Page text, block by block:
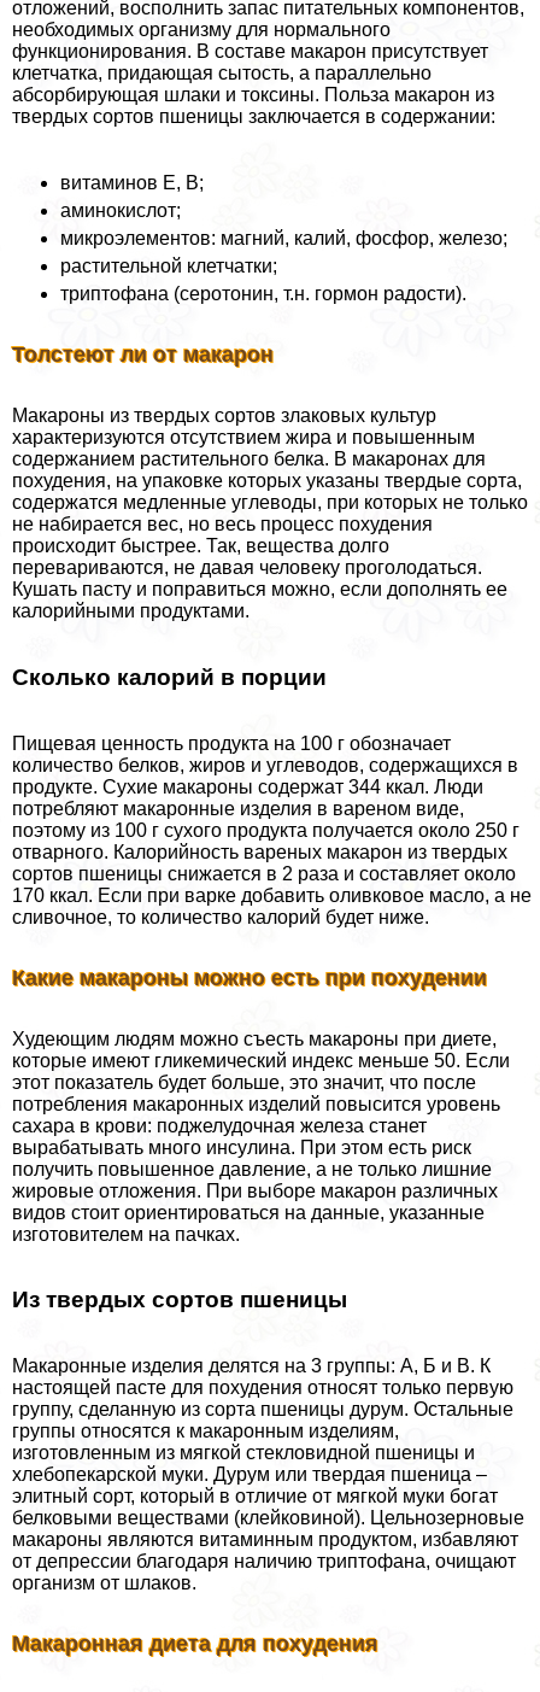
отложений, восполнить запас питательных компонентов,
необходимых организму для нормального
функционирования. В составе макарон присутствует
клетчатка, придающая сытость, а параллельно
абсорбирующая шлаки и токсины. Польза макарон из
твердых сортов пшеницы заключается в содержании:
витаминов Е, В;
аминокислот;
микроэлементов: магний, калий, фосфор, железо;
растительной клетчатки;
триптофана (серотонин, т.н. гормон радости).
Толстеют ли от макарон
Макароны из твердых сортов злаковых культур
хаpaктеризуются отсутствием жира и повышенным
содержанием растительного белка. В макаронах для
похудения, на упаковке которых указаны твердые сорта,
содержатся медленные углеводы, при которых не только
не набирается вес, но весь процесс похудения
происходит быстрее. Так, вещества долго
перевариваются, не давая человеку проголодаться.
Кушать пасту и поправиться можно, если дополнять ее
калорийными продуктами.
Сколько калорий в порции
Пищевая ценность продукта на 100 г обозначает
количество белков, жиров и углеводов, содержащихся в
продукте. Сухие макароны содержат 344 ккал. Люди
потрeбляют макаронные изделия в вареном виде,
поэтому из 100 г сухого продукта получается около 250 г
отварного. Калорийность вареных макарон из твердых
сортов пшеницы снижается в 2 раза и составляет около
170 ккал. Если при варке добавить оливковое масло, а не
сливочное, то количество калорий будет ниже.
Какие макароны можно есть при похудении
Худеющим людям можно съесть макароны при диете,
которые имеют гликемический индекс меньше 50. Если
этот показатель будет больше, это значит, что после
потрeбления макаронных изделий повысится уровень
сахара в крови: поджелудочная железа станет
выpaбатывать много инсулина. При этом есть риск
получить повышенное давление, а не только лишние
жировые отложения. При выборе макарон различных
видов стоит ориентироваться на данные, указанные
изготовителем на пачках.
Из твердых сортов пшеницы
Макаронные изделия делятся на 3 группы: А, Б и В. К
настоящей пасте для похудения относят только первую
группу, сделанную из сорта пшеницы дурум. Остальные
группы относятся к макаронным изделиям,
изготовленным из мягкой стекловидной пшеницы и
хлебопекарской муки. Дурум или твердая пшеница –
элитный сорт, который в отличие от мягкой муки богат
белковыми веществами (клейковиной). Цельнозерновые
макароны являются витаминным продуктом, избавляют
от депрессии благодаря наличию триптофана, очищают
организм от шлаков.
Макаронная диета для похудения